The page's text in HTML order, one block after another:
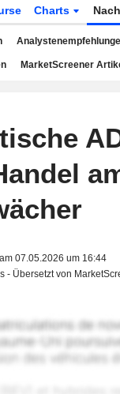
Charts
MarketScreener
07.05.2026 um 16:44
- Übersetzt von